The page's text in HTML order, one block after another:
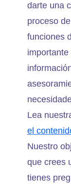
darte una
proceso
funciones
Lea
el
Nuestro
que crees
tienes